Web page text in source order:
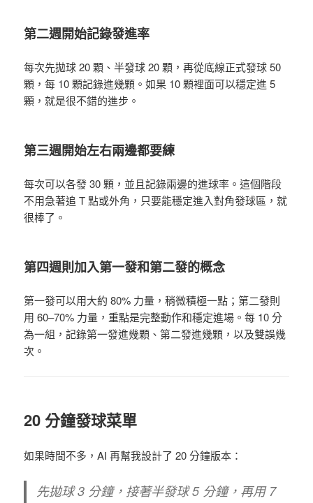
第二週開始記錄發進率
每次先拋球 20 顆、半發球 20 顆，再從底線正式發球 50
顆，每 10 顆記錄進幾顆。如果 10 顆裡面可以穩定進 5
顆，就是很不錯的進步。
第三週開始左右兩邊都要練
每次可以各發 30 顆，並且記錄兩邊的進球率。這個階段
不用急著追 T 點或外角，只要能穩定進入對角發球區，就
很棒了。
第四週則加入第一發和第二發的概念
第一發可以用大約 80% 力量，稍微積極一點；第二發則
用 60–70% 力量，重點是完整動作和穩定進場。每 10 分
為一組，記錄第一發進幾顆、第二發進幾顆，以及雙誤幾
次。
20 分鐘發球菜單
如果時間不多，AI 再幫我設計了 20 分鐘版本：
先拋球 3 分鐘，接著半發球 5 分鐘，再用 7